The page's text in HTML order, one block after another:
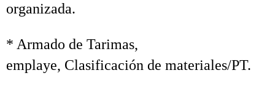
organizada.
* Armado de Tarimas,
emplaye, Clasificación de materiales/PT.